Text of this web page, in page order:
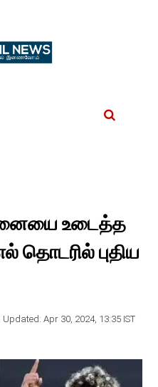
உடைத்த
தொடரில் புதிய
Updated: Apr 30, 2024, 13:35 IST